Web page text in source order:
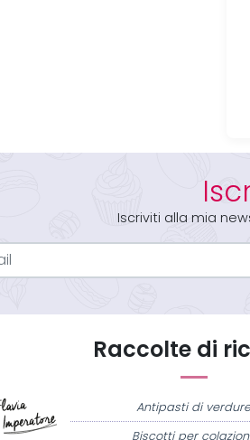
Iscriviti alla mia
Raccolte di
Antipasti di
Biscotti per